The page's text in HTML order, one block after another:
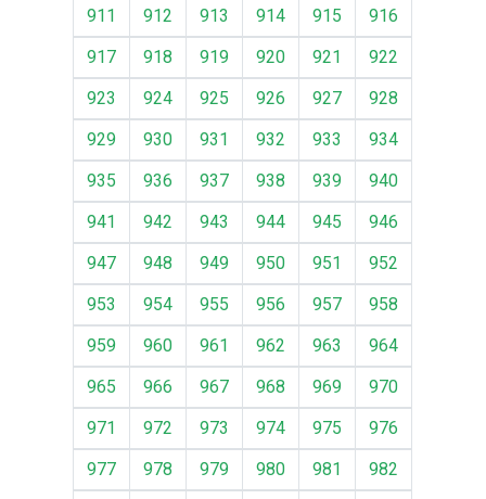
911
912 913 914 915
916
917
918 919 920 921
922
923
924 925 926 927
928
929
930 931 932 933
934
935
936 937 938 939
940
941
942 943 944 945
946
947
948 949 950 951
952
953
954 955 956 957
958
959
960 961 962 963
964
965
966 967 968 969
970
971
972 973 974 975
976
977
978 979 980 981
982